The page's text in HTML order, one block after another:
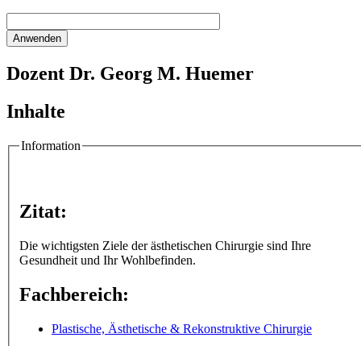
Dozent Dr. Georg M. Huemer
Inhalte
Information
Zitat:
Die wichtigsten Ziele der ästhetischen Chirurgie sind Ihre
Gesundheit und Ihr Wohlbefinden.
Fachbereich:
Plastische, Ästhetische & Rekonstruktive Chirurgie